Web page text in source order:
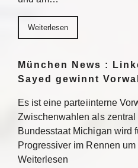
Weiterlesen
München News :
Sayed gewinnt
Es ist eine parteiinterne
Zwischenwahlen als zentral
Bundesstaat Michigan wird
Progressiver im Rennen
Weiterlesen